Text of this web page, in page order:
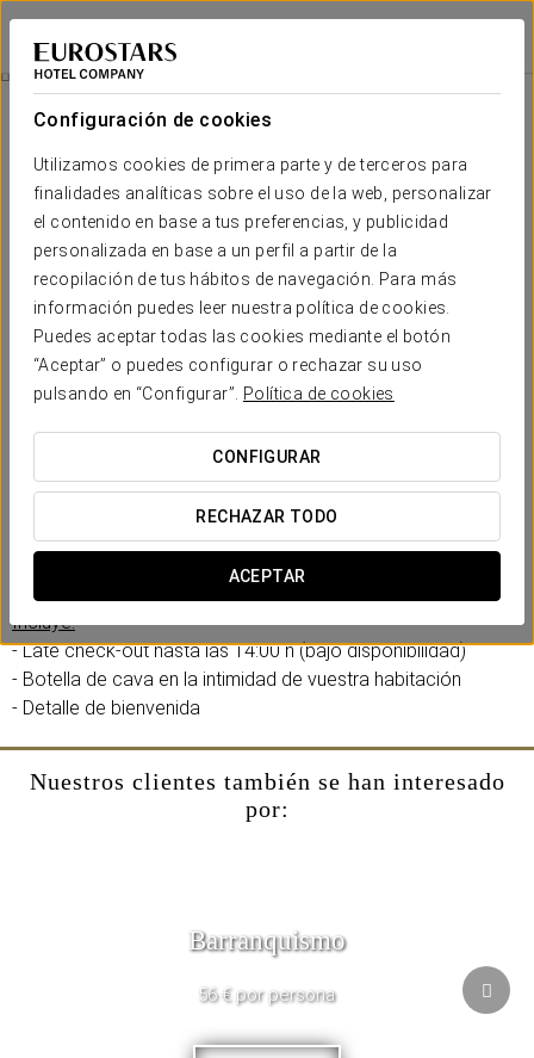
Configuración de cookies
Utilizamos cookies de primera parte y de terceros para
finalidades analíticas sobre el uso de la web, personalizar
el contenido en base a tus preferencias, y publicidad
personalizada en base a un perfil a partir de la
recopilación de tus hábitos de navegación. Para más
información puedes leer nuestra política de cookies.
Puedes aceptar todas las cookies mediante el botón
“Aceptar” o puedes configurar o rechazar su uso
pulsando en “Configurar”.
Política de cookies
CONFIGURAR
RECHAZAR TODO
ACEPTAR
Eurostars Reina Felicia
HUESCA - JACA
Experiencia Romántica
29 €
Experiencia romántica
Detalles para sorprender. Todo listo para que solo penséis
en disfrutar del amor.
En el Eurostars Reina Felicia, hemos creado una experiencia
romántica diseñada para compartir con vuestra pareja.
Incluye:
- Late check-out hasta las 14:00 h (bajo disponibilidad)
- Botella de cava en la intimidad de vuestra habitación
- Detalle de bienvenida
Nuestros clientes también se han interesado
por:
Barranquismo
56 € por persona